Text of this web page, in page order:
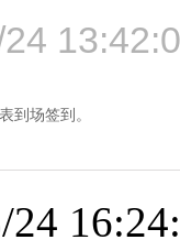
到场签到。